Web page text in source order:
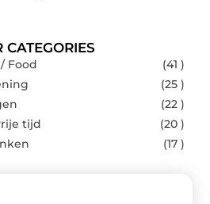
CATEGORIES
Food
(41 )
(25 )
(22 )
tijd
(20 )
(17 )